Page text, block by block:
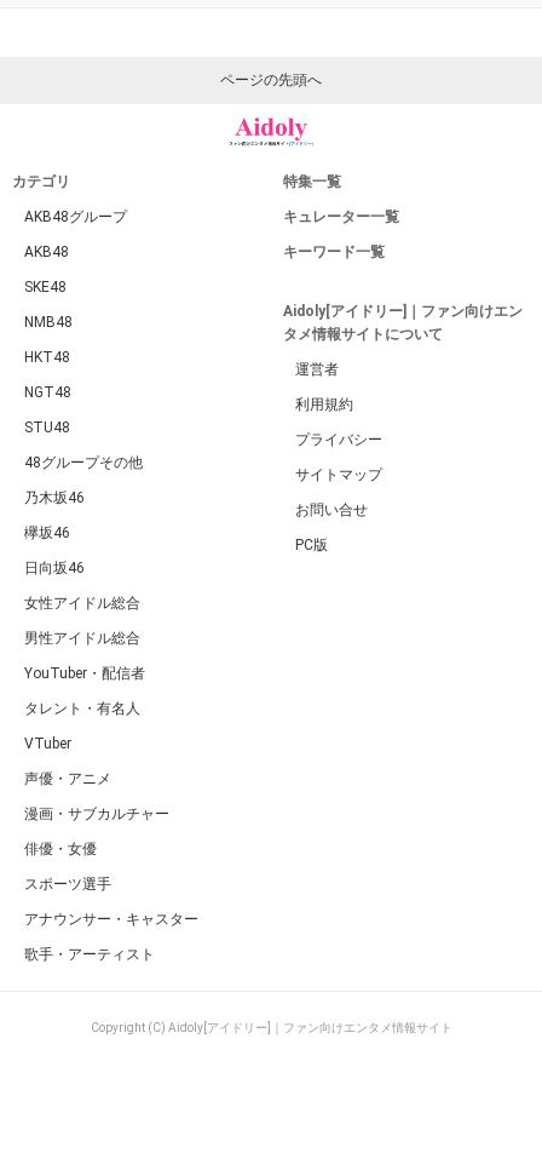
ページの先頭へ
カテゴリ
AKB48グループ
AKB48
SKE48
NMB48
HKT48
NGT48
STU48
48グループその他
乃木坂46
欅坂46
日向坂46
女性アイドル総合
男性アイドル総合
YouTuber・配信者
タレント・有名人
VTuber
声優・アニメ
漫画・サブカルチャー
俳優・女優
スポーツ選手
アナウンサー・キャスター
歌手・アーティスト
特集一覧
キュレーター一覧
キーワード一覧
Aidoly[アイドリー]｜ファン向けエン
タメ情報サイトについて
運営者
利用規約
プライバシー
サイトマップ
お問い合せ
PC版
Copyright (C) Aidoly[アイドリー]｜ファン向けエンタメ情報サイト